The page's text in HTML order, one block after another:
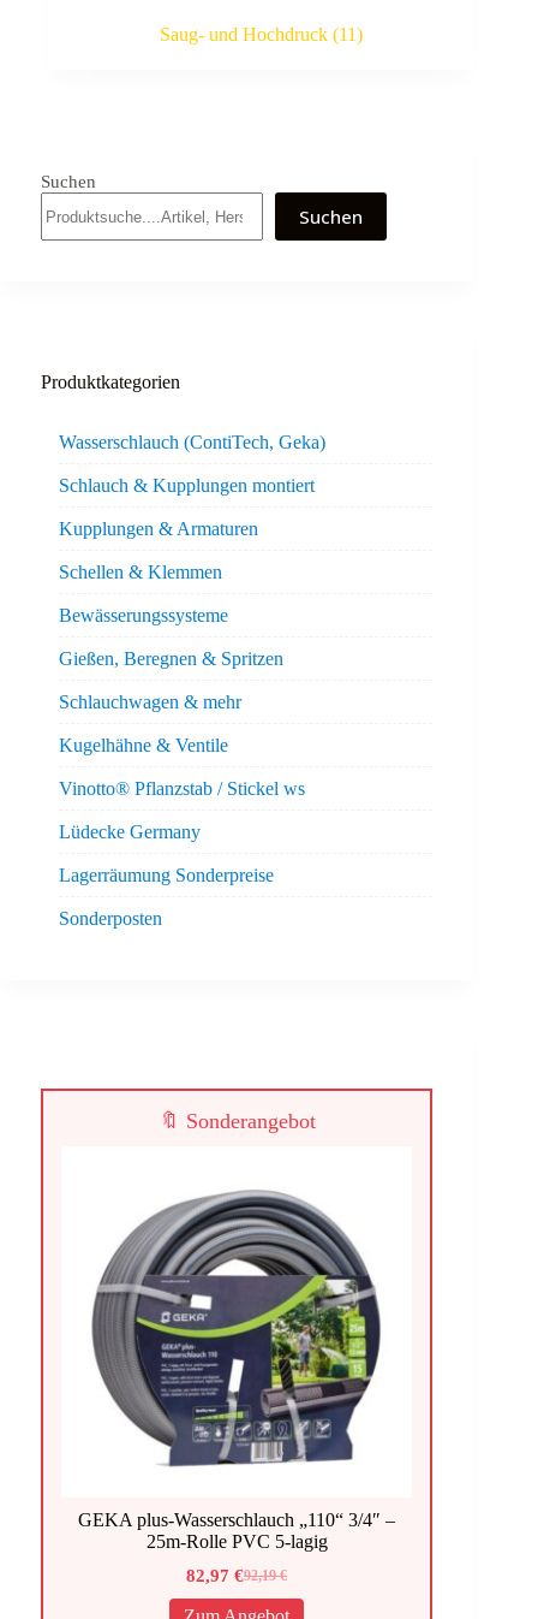
Saug- und Hochdruck (11)
Suchen
Suchen
Produktkategorien
Wasserschlauch (ContiTech, Geka)
Schlauch & Kupplungen montiert
Kupplungen & Armaturen
Schellen & Klemmen
Bewässerungssysteme
Gießen, Beregnen & Spritzen
Schlauchwagen & mehr
Kugelhähne & Ventile
Vinotto® Pflanzstab / Stickel ws
Lüdecke Germany
Lagerräumung Sonderpreise
Sonderposten
🔖 Sonderangebot
GEKA plus-Wasserschlauch „110“ 3/4″ –
25m-Rolle PVC 5-lagig
92,19€
Ursprünglicher
Preis
82,97€
Aktueller
Preis